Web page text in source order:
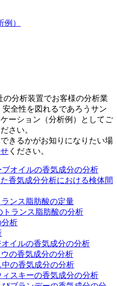
）
分析装置でお客様の分析業
全性を図れるであろうサン
ーション（分析例）としてご
さい。
きるかがお知りになりたい場
ください。
オイルの香気成分の分析
香気成分分析における検体間
ンス脂肪酸の定量
トランス脂肪酸の分析
分析
イルの香気成分の分析
の香気成分の分析
の香気成分の分析
スキーの香気成分の分析